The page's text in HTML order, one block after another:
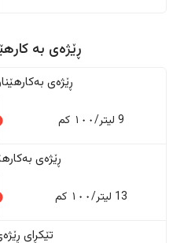
ڕێژەى به
ڕێژەى
9 لیتر/١٠٠ کم
ڕێژەى
13 لیتر/١٠٠ کم
تێکڕای